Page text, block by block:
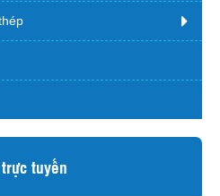
tuyến